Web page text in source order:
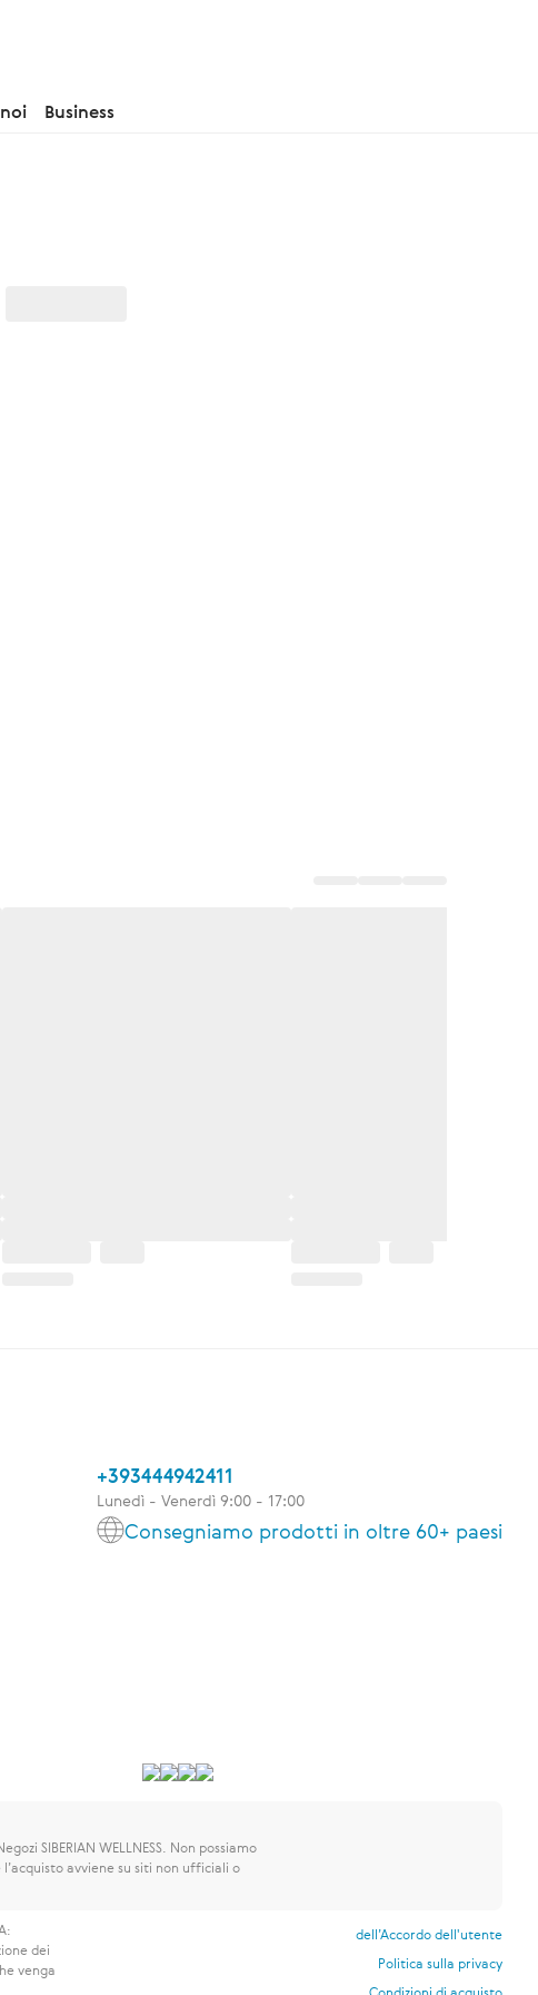
Business
+393444942411
Lunedì - Venerdì 9:00 - 17:00
Consegniamo prodotti in oltre 60+ paesi
SIBERIAN WELLNESS. Non possiamo
avviene su siti non ufficiali o
dei
venga
dell’Accordo dell'utente
Politica sulla privacy